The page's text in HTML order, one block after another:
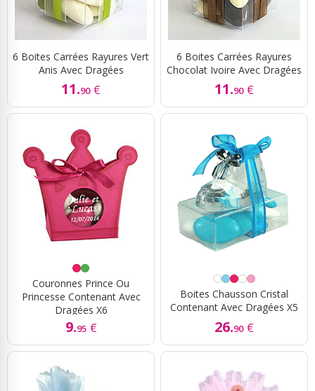
6 Boites Carrées Rayures Vert
Anis Avec Dragées
11.90 €
6 Boites Carrées Rayures
Chocolat Ivoire Avec Dragées
11.90 €
Couronnes Prince Ou
Princesse Contenant Avec
Dragées X6
9.95 €
Boites Chausson Cristal
Contenant Avec Dragées X5
26.90 €